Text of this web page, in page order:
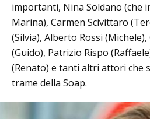
importanti, Nina Soldano (che
Marina), Carmen Scivittaro
(Silvia), Alberto Rossi
(Guido), Patrizio Rispo
(Renato) e tanti altri attori che
trame della Soap.